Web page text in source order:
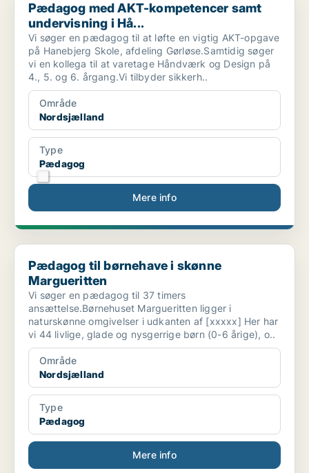
Pædagog med AKT-kompetencer samt
undervisning i Hå...
Vi søger en pædagog til at løfte en vigtig AKT-opgave
på Hanebjerg Skole, afdeling Gørløse.Samtidig søger
vi en kollega til at varetage Håndværk og Design på
4., 5. og 6. årgang.Vi tilbyder sikkerh..
Område
Nordsjælland
Type
Pædagog
Mere info
Pædagog til børnehave i skønne Margueritten
Pædagog til børnehave i skønne
Margueritten
Vi søger en pædagog til 37 timers
ansættelse.Børnehuset Margueritten ligger i
naturskønne omgivelser i udkanten af [xxxxx] Her har
vi 44 livlige, glade og nysgerrige børn (0-6 årige), o..
Område
Nordsjælland
Type
Pædagog
Mere info